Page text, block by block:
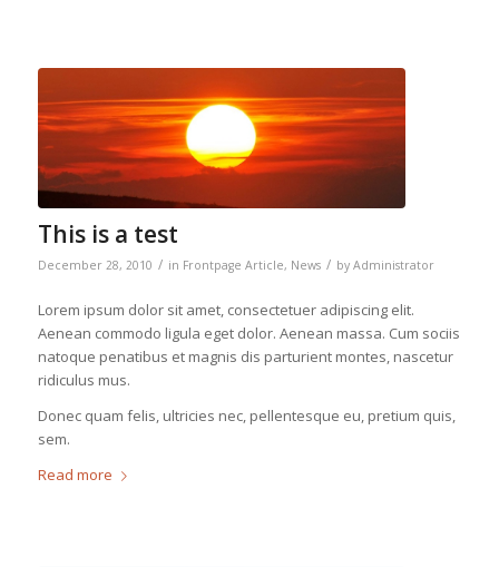
This is a test
December 28, 2010 / in Frontpage Article, News / by Administrator
Lorem ipsum dolor sit amet, consectetuer adipiscing elit.
Aenean commodo ligula eget dolor. Aenean massa. Cum sociis
natoque penatibus et magnis dis parturient montes, nascetur
ridiculus mus.
Donec quam felis, ultricies nec, pellentesque eu, pretium quis,
sem.
Read more